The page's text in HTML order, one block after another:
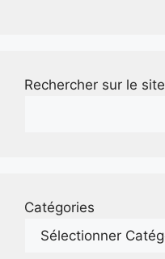
Rechercher sur le site
Catégories